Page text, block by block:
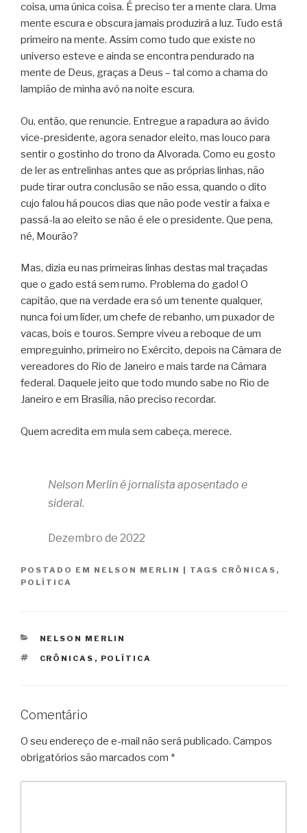
coisa, uma única coisa. É preciso ter a mente clara. Uma
mente escura e obscura jamais produzirá a luz. Tudo está
primeiro na mente. Assim como tudo que existe no
universo esteve e ainda se encontra pendurado na
mente de Deus, graças a Deus – tal como a chama do
lampião de minha avó na noite escura.
Ou, então, que renuncie. Entregue a rapadura ao ávido
vice-presidente, agora senador eleito, mas louco para
sentir o gostinho do trono da Alvorada. Como eu gosto
de ler as entrelinhas antes que as próprias linhas, não
pude tirar outra conclusão se não essa, quando o dito
cujo falou há poucos dias que não pode vestir a faixa e
passá-la ao eleito se não é ele o presidente. Que pena,
né, Mourão?
Mas, dizia eu nas primeiras linhas destas mal traçadas
que o gado está sem rumo. Problema do gado! O
capitão, que na verdade era só um tenente qualquer,
nunca foi um líder, um chefe de rebanho, um puxador de
vacas, bois e touros. Sempre viveu a reboque de um
empreguinho, primeiro no Exército, depois na Câmara de
vereadores do Rio de Janeiro e mais tarde na Câmara
federal. Daquele jeito que todo mundo sabe no Rio de
Janeiro e em Brasília, não preciso recordar.
Quem acredita em mula sem cabeça, merece.
Nelson Merlin é jornalista aposentado e
sideral.
Dezembro de 2022
POSTADO EM NELSON MERLIN TAGS CRÔNICAS ,
POLÍTICA
CATEGORIAS
NELSON MERLIN
TAGS
CRÔNICAS , POLÍTICA
Comentário
O seu endereço de e-mail não será publicado. Campos
obrigatórios são marcados com *